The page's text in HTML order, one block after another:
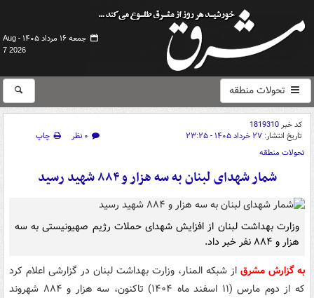
جمعه ۱۶ مرداد ۱۴۰۵ -
Aug
7 2026
تحولات منطقه
کد خبر1819310
تاریخ انتشار: ۲۷ خرداد ۱۴۰۵ - ۲۳:۲۵ ۰ نظر
چاپ
تحولات منطقه
شمار شهدای لبنان به سه هزار و ۸۸۴ شهید رسید
وزارت بهداشت لبنان از افزایش شهدای حملات رژیم صهیونیستی به سه
هزار و ۸۸۴ نفر خبر داد.
به گزارش مشرق از شبکه المنار، وزارت بهداشت لبنان در گزارشی اعلام کرد
که از دوم مارس (۱۱ اسفند ماه ۱۴۰۴) تاکنون، سه هزار و ۸۸۴ شهروند